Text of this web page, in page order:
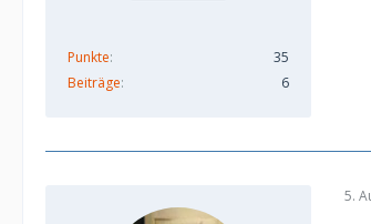
Punkte
35
Beiträge
6
5.